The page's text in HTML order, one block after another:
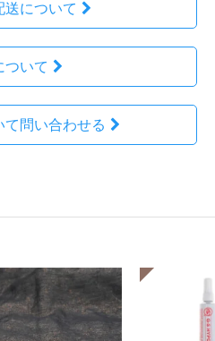
送について
ついて
て問い合わせる